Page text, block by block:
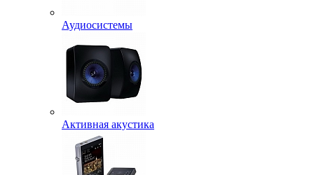
Аудиосистемы
Активная акустика